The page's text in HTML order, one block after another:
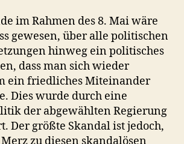
im Rahmen des 8. Mai wäre
gewesen, über alle politischen
hinweg ein politisches
dass man sich wieder
ein friedliches Miteinander
Dies wurde durch eine
der abgewählten Regierung
Der größte Skandal ist jedoch,
zu diesen skandalösen